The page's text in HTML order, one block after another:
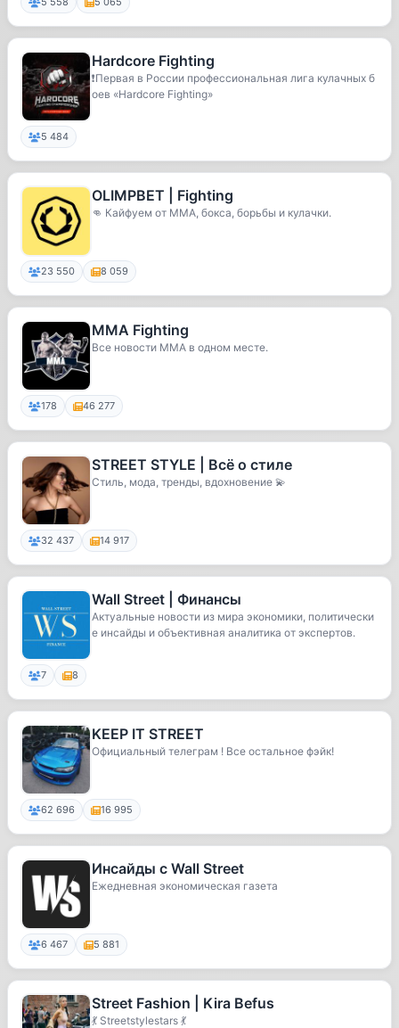
Hardcore Fighting
❗️Первая в России профессиональная лига кулачных б
оев «Hardcore Fighting»
5 484
OLIMPBET | Fighting
👊 Кайфуем от ММА, бокса, борьбы и кулачки.
23 550 8 059
MMA Fighting
Все новости MMA в одном месте.
178 46 277
STREET STYLE | Всё о стиле
Стиль, мода, тренды, вдохновение 💫
32 437 14 917
Wall Street | Финансы
Актуальные новости из мира экономики, политически
е инсайды и объективная аналитика от экспертов.
7 8
KEEP IT STREET
Официальный телеграм ! Все остальное фэйк!
62 696 16 995
Инсайды с Wall Street
Ежедневная экономическая газета
6 467 5 881
Street Fashion | Kira Bеfus
💃 Streetstylestars 💃